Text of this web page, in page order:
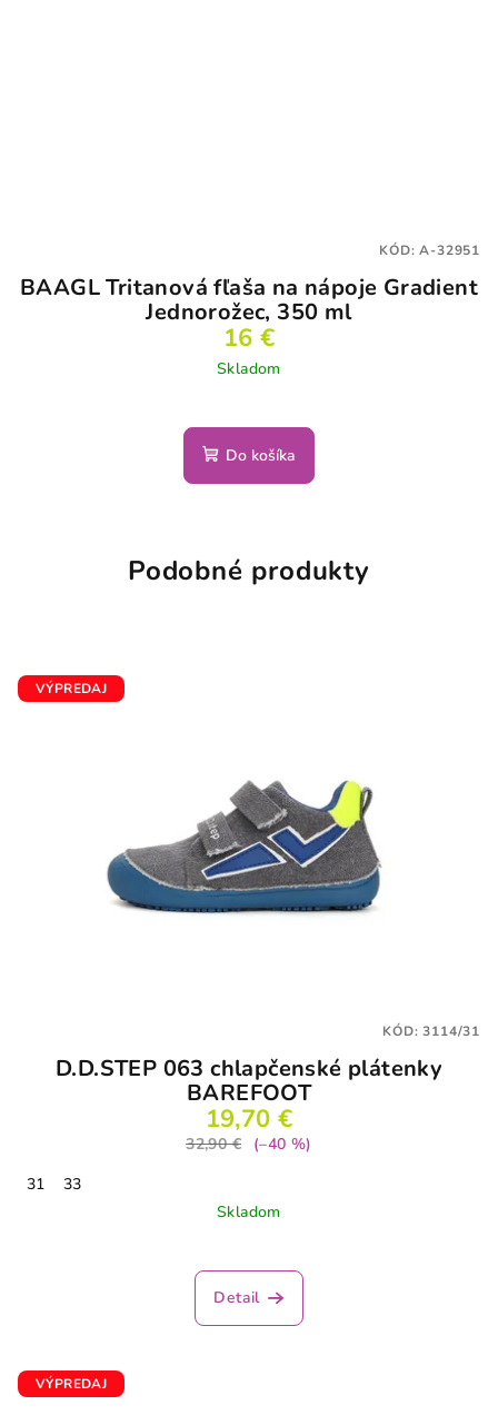
BAAGL Tritanová fľaša na nápoje Gradient
Jednorožec, 350 ml
16 €
Skladom
Do košíka
KÓD:A-32951
Podobné produkty
VÝPREDAJ
D.D.STEP 063 chlapčenské plátenky
BAREFOOT
19,70 €
32,90 €
(–40 %)
31
33
Skladom
Detail
KÓD:3114/31
VÝPREDAJ